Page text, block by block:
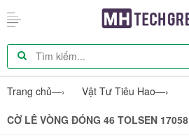
Trang chủ—› Vật Tư Tiêu Hao—›
CỜ LÊ VÒNG ĐÓNG 46 TOLSEN 17058